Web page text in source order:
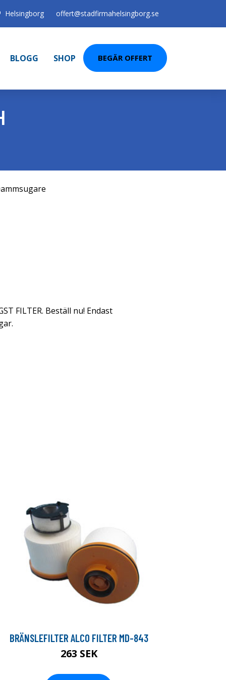
Helsingborg offert@stadfirmahelsingborg.se
BLOGG SHOP BEGÄR OFFERT
FILTER. Beställ nu! Endast
BRÄNSLEFILTER ALCO FILTER MD-843
263 SEK